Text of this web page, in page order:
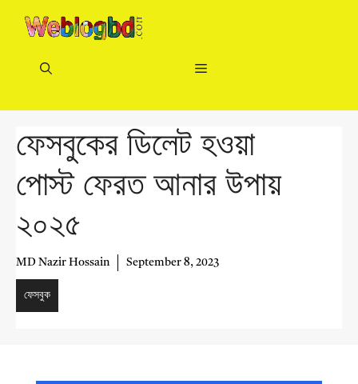
Menu
ফেসবুকের ডিলেট হওয়া
পোস্ট ফেরত আনার উপায়
২০২৫
MD Nazir Hossain September 8, 2023
ফেসবুক